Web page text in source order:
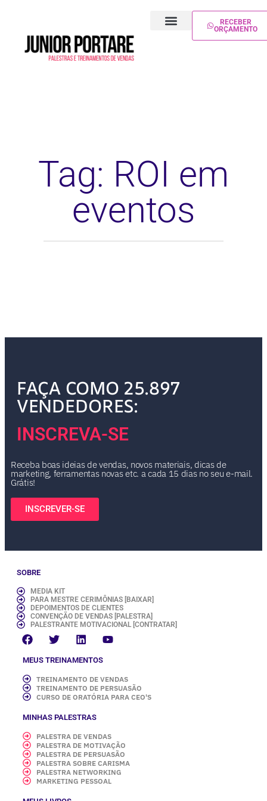
RECEBER
ORÇAMENTO
Tag: ROI em
eventos
FAÇA COMO 25.897
VENDEDORES:
INSCREVA-SE
Receba boas ideias de vendas, novos materiais, dicas de
marketing, ferramentas novas etc. a cada 15 dias no seu e-mail.
Grátis!
INSCREVER-SE
SOBRE
MEDIA KIT
PARA MESTRE CERIMÔNIAS [BAIXAR]
DEPOIMENTOS DE CLIENTES
CONVENÇÃO DE VENDAS [PALESTRA]
PALESTRANTE MOTIVACIONAL [CONTRATAR]
MEUS TREINAMENTOS
TREINAMENTO DE VENDAS
TREINAMENTO DE PERSUASÃO
CURSO DE ORATÓRIA PARA CEO'S
MINHAS PALESTRAS
PALESTRA DE VENDAS
PALESTRA DE MOTIVAÇÃO
PALESTRA DE PERSUASÃO
PALESTRA SOBRE CARISMA
PALESTRA NETWORKING
MARKETING PESSOAL